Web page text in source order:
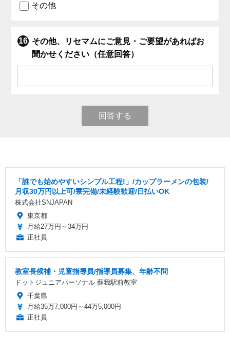
その他
その他、リセマムにご意見・ご要望があればお
聞かせください（任意回答）
回答する
「誰でも始めやすいシンプル工程!」/カップラーメンの包装/
月収30万円以上可/寮完備/未経験歓迎/日払いOK
株式会社SNJAPAN
東京都
月給27万円～34万円
正社員
教室長候補・児童指導員/指導員募集、年齢不問
ドットジュニアパーソナル 蘇我駅前教室
千葉県
月給35万7,000円～44万5,000円
正社員